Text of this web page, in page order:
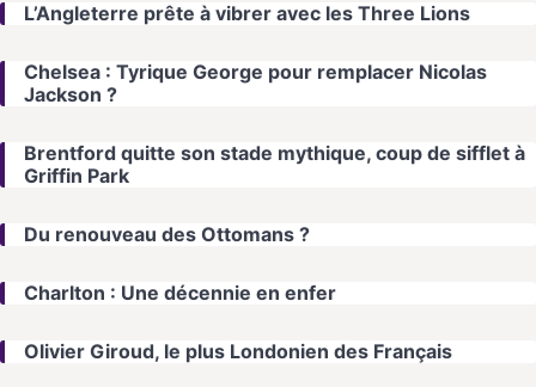
L’Angleterre prête à vibrer avec les Three Lions
Chelsea : Tyrique George pour remplacer Nicolas
Jackson ?
Brentford quitte son stade mythique, coup de sifflet à
Griffin Park
Du renouveau des Ottomans ?
Charlton : Une décennie en enfer
Olivier Giroud, le plus Londonien des Français